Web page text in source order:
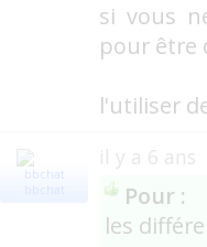
si vous
pour être
l'utiliser
bbchat
il y a 6 ans
Pour :
les